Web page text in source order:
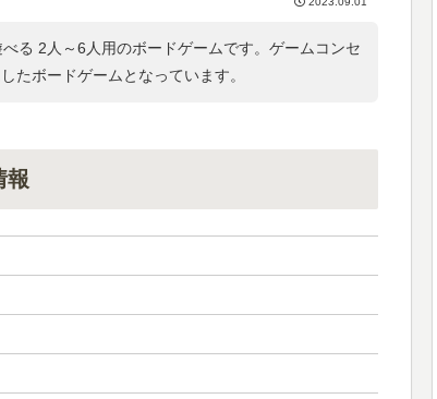
る 2人～6人用のボードゲームです。ゲームコンセ
たボードゲームとなっています。
報